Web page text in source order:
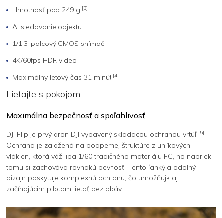
Hmotnosť pod 249 g [3]
AI sledovanie objektu
1/1,3-palcový CMOS snímač
4K/60fps HDR video
Maximálny letový čas 31 minút [4]
Lietajte s pokojom
Maximálna bezpečnosť a spoľahlivosť
DJI Flip je prvý dron DJI vybavený skladacou ochranou vrtúľ [5].
Ochrana je založená na podpernej štruktúre z uhlíkových
vlákien, ktorá váži iba 1/60 tradičného materiálu PC, no napriek
tomu si zachováva rovnakú pevnosť. Tento ľahký a odolný
dizajn poskytuje komplexnú ochranu, čo umožňuje aj
začínajúcim pilotom lietať bez obáv.